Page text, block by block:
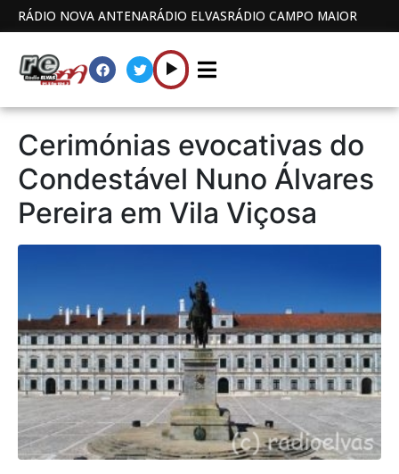
RÁDIO NOVA ANTENARÁDIO ELVASRÁDIO CAMPO MAIOR
Cerimónias evocativas do
Condestável Nuno Álvares
Pereira em Vila Viçosa